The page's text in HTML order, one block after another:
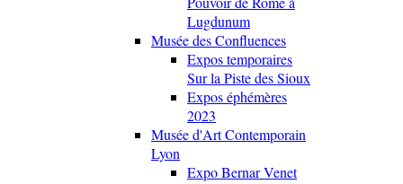
Lugdunum
Musée des Confluences
Expos temporaires
Sur la Piste des Sioux
Expos éphémères
2023
Musée d'Art Contemporain
Lyon
Expo Bernar Venet